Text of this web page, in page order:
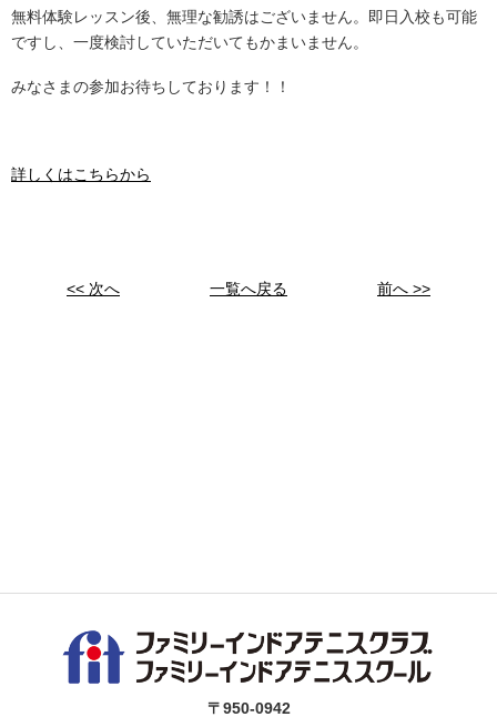
無料体験レッスン後、無理な勧誘はございません。即日入校も可能
ですし、一度検討していただいてもかまいません。
みなさまの参加お待ちしております！！
詳しくはこちらから
<< 次へ 一覧へ戻る 前へ >>
〒950-0942